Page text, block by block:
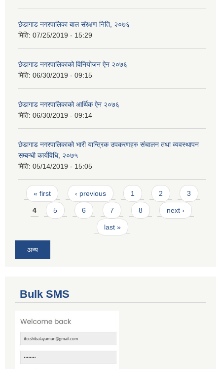
छेडागाड नगरपालिका बाल संरक्षण निति, २०७६
मिति: 07/25/2019 - 15:29
छेडागाड नगरपालिकाको विनियोजन ऐन २०७६
मिति: 06/30/2019 - 09:15
छेडागाड नगरपालिकाको आर्थिक ऐन २०७६
मिति: 06/30/2019 - 09:14
छेडागाड नगरपालिकाको भारी यान्त्रिक उपकरणहरु संचालन तथा व्यवस्थापन
सम्बन्धी कार्यविधि, २०७५
मिति: 05/14/2019 - 15:05
Pages
« first ‹ previous 1 2 3
4 5 6 7 8 next ›
last »
अन्य
Bulk SMS